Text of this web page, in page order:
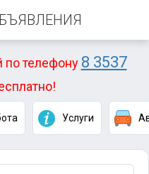
по телефону 8 3537
Услуги